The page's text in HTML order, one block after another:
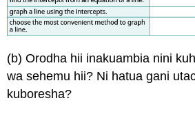
(b) Orodha hii inakuambia nini
wa sehemu hii? Ni hatua gani
kuboresha?